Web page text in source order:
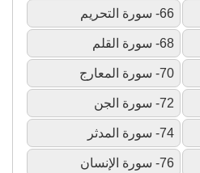
66- سورة التحريم
68- سورة القلم
70- سورة المعارج
72- سورة الجن
74- سورة المدثر
76- سورة الإنسان